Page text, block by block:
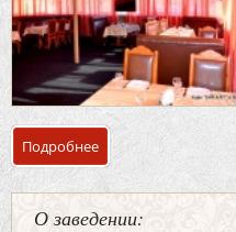
Подробнее о Банкетный зал
О заведении: